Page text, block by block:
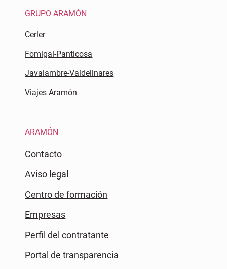
GRUPO ARAMÓN
Cerler
Fomigal-Panticosa
Javalambre-Valdelinares
Viajes Aramón
ARAMÓN
Contacto
Aviso legal
Centro de formación
Empresas
Perfil del contratante
Portal de transparencia